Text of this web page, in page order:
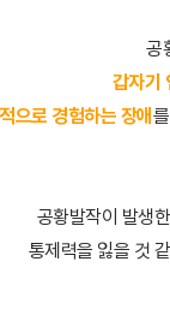
공
갑자기
으로 경험하는 장애
공황발작이 발생
통제력을 잃을 것